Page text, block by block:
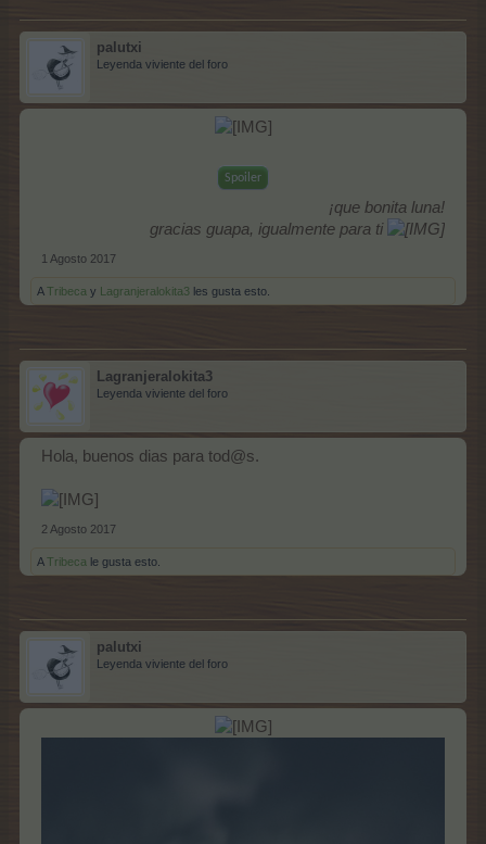
palutxi
Leyenda viviente del foro
Spoiler
¡que bonita luna!
gracias guapa, igualmente para ti
1 Agosto 2017
ATribeca y Lagranjeralokita3 les gusta esto.
Lagranjeralokita3
Leyenda viviente del foro
Hola, buenos dias para tod@s.
2 Agosto 2017
ATribeca le gusta esto.
palutxi
Leyenda viviente del foro